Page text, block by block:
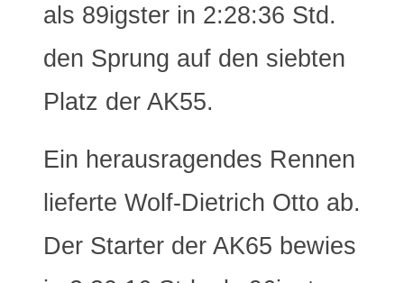
als 89igster in 2:28:36 Std.
den Sprung auf den siebten
Platz der AK55.
Ein herausragendes Rennen
lieferte Wolf-Dietrich Otto ab.
Der Starter der AK65 bewies